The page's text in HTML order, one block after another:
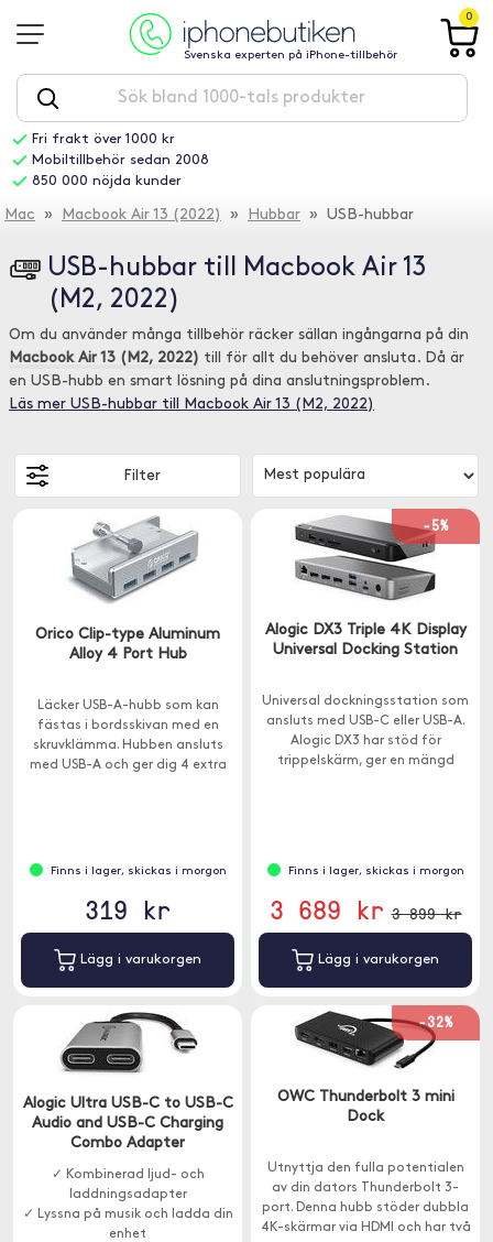
Svenska experten på iPhone-tillbehör
0
Fri frakt över 1000 kr
Mobiltillbehör sedan 2008
850 000 nöjda kunder
Mac » Macbook Air 13 (2022) » Hubbar » USB-hubbar
USB-hubbar till Macbook Air 13
(M2, 2022)
Om du använder många tillbehör räcker sällan ingångarna på din
Macbook Air 13 (M2, 2022) till för allt du behöver ansluta. Då är
en USB-hubb en smart lösning på dina anslutningsproblem.
Läs mer USB-hubbar till Macbook Air 13 (M2, 2022)
Filter
Orico Clip-type Aluminum
Alloy 4 Port Hub
Läcker USB-A-hubb som kan
fästas i bordsskivan med en
skruvklämma. Hubben ansluts
med USB-A och ger dig 4 extra
Finns i lager, skickas i morgon
319 kr
Lägg i varukorgen
-5%
Alogic DX3 Triple 4K Display
Universal Docking Station
Universal dockningsstation som
ansluts med USB-C eller USB-A.
Alogic DX3 har stöd för
trippelskärm, ger en mängd
Finns i lager, skickas i morgon
3 689 kr 3 899 kr
Lägg i varukorgen
Alogic Ultra USB-C to USB-C
Audio and USB-C Charging
Combo Adapter
✓ Kombinerad ljud- och
laddningsadapter
✓ Lyssna på musik och ladda din
enhet
-32%
OWC Thunderbolt 3 mini
Dock
Utnyttja den fulla potentialen
av din dators Thunderbolt 3-
port. Denna hubb stöder dubbla
4K-skärmar via HDMI och har två